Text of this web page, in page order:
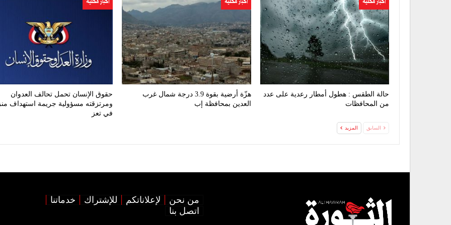
حالة الطقس : هطول أمطار رعدية على عدد
من المحافظات
هزّة أرضية بقوة 3.9 درجة شمال غرب
العدين بمحافظة إب
حقوق الإنسان تحمل تحالف العدوان
ومرتزقته مسؤولية جريمة استهداف
في تعز
السابق المزيد
من نحن لإعلاناتكم للإشتراك
خدماتنا
اتصل بنا